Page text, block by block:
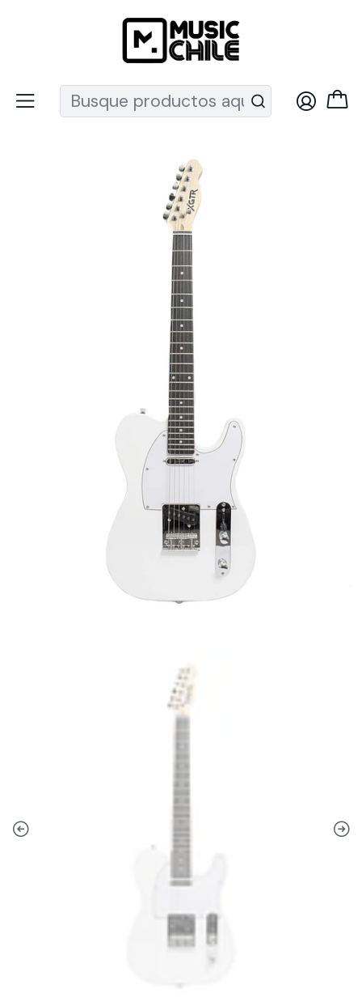
Recuerda que ahora nos puedes encontrar en el MUT
Instrumentos de Cuerda
Guitarra Eléctrica Telecaster Blanca TL100-WH XGTR